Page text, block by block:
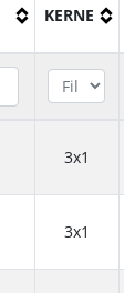
KERNE
3x1
3x1